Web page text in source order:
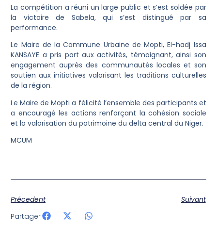
La compétition a réuni un large public et s’est soldée par
la victoire de Sabela, qui s’est distingué par sa
performance.
Le Maire de la Commune Urbaine de Mopti, El-hadj Issa
KANSAYE a pris part aux activités, témoignant, ainsi son
engagement auprès des communautés locales et son
soutien aux initiatives valorisant les traditions culturelles
de la région.
Le Maire de Mopti a félicité l’ensemble des participants et
a encouragé les actions renforçant la cohésion sociale
et la valorisation du patrimoine du delta central du Niger.
MCUM
Précedent
Suivant
Partager